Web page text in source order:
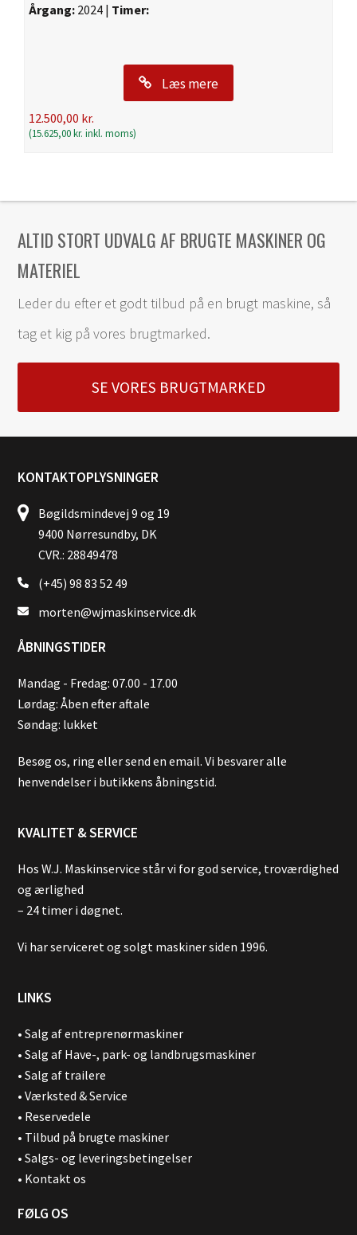
Årgang: 2024 | Timer:
Læs mere
12.500,00 kr.
(15.625,00kr. inkl. moms)
ALTID STORT UDVALG AF BRUGTE MASKINER OG
MATERIEL
Leder du efter et godt tilbud på en brugt maskine, så
tag et kig på vores brugtmarked.
SE VORES BRUGTMARKED
KONTAKTOPLYSNINGER
Bøgildsmindevej 9 og 19
9400 Nørresundby, DK
CVR.: 28849478
(+45) 98 83 52 49
morten@wjmaskinservice.dk
ÅBNINGSTIDER
Mandag - Fredag: 07.00 - 17.00
Lørdag: Åben efter aftale
Søndag: lukket
Besøg os, ring eller send en email. Vi besvarer alle
henvendelser i butikkens åbningstid.
KVALITET & SERVICE
Hos W.J. Maskinservice står vi for god service, troværdighed
og ærlighed
– 24 timer i døgnet.
Vi har serviceret og solgt maskiner siden 1996.
LINKS
•Salg af entreprenørmaskiner
•Salg af Have-, park- og landbrugsmaskiner
•Salg af trailere
•Værksted & Service
• Reservedele
• Tilbud på brugte maskiner
•Salgs- og leveringsbetingelser
• Kontakt os
FØLG OS